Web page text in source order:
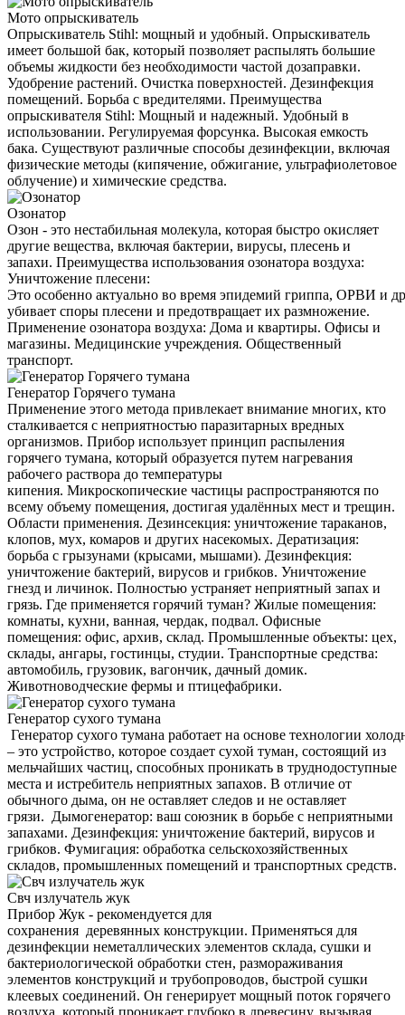
Мото опрыскиватель
Опрыскиватель Stihl: мощный и удобный. Опрыскиватель
имеет большой бак, который позволяет распылять большие
объемы жидкости без необходимости частой дозаправки.
Удобрение растений. Очистка поверхностей. Дезинфекция
помещений. Борьба с вредителями. Преимущества
опрыскивателя Stihl: Мощный и надежный. Удобный в
использовании. Регулируемая форсунка. Высокая емкость
бака. Существуют различные способы дезинфекции, включая
физические методы (кипячение, обжигание, ультрафиолетовое
облучение) и химические средства.
Озонатор
Озон - это нестабильная молекула, которая быстро окисляет
другие вещества, включая бактерии, вирусы, плесень и
запахи. Преимущества использования озонатора воздуха:
Уничтожение плесени:
Это особенно актуально во время эпидемий гриппа, ОРВИ и
убивает споры плесени и предотвращает их размножение.
Применение озонатора воздуха: Дома и квартиры. Офисы и
магазины. Медицинские учреждения. Общественный
транспорт.
Генератор Горячего тумана
Применение этого метода привлекает внимание многих, кто
сталкивается с неприятностью паразитарных вредных
организмов. Прибор использует принцип распыления
горячего тумана, который образуется путем нагревания
рабочего раствора до температуры
кипения. Микроскопические частицы распространяются по
всему объему помещения, достигая удалённых мест и трещин.
Области применения. Дезинсекция: уничтожение тараканов,
клопов, мух, комаров и других насекомых. Дератизация:
борьба с грызунами (крысами, мышами). Дезинфекция:
уничтожение бактерий, вирусов и грибков. Уничтожение
гнезд и личинок. Полностью устраняет неприятный запах и
грязь. Где применяется горячий туман? Жилые помещения:
комнаты, кухни, ванная, чердак, подвал. Офисные
помещения: офис, архив, склад. Промышленные объекты: цех,
склады, ангары, гостинцы, студии. Транспортные средства:
автомобиль, грузовик, вагончик, дачный домик.
Животноводческие фермы и птицефабрики.
Генератор сухого тумана
Генератор сухого тумана работает на основе технологии
– это устройство, которое создает сухой туман, состоящий из
мельчайших частиц, способных проникать в труднодоступные
места и истребитель неприятных запахов. В отличие от
обычного дыма, он не оставляет следов и не оставляет
грязи. Дымогенератор: ваш союзник в борьбе с неприятными
запахами. Дезинфекция: уничтожение бактерий, вирусов и
грибков. Фумигация: обработка сельскохозяйственных
складов, промышленных помещений и транспортных средств.
Свч излучатель жук
Прибор Жук - рекомендуется для
сохранения деревянных конструкции. Применяться для
дезинфекции неметаллических элементов склада, сушки и
бактериологической обработки стен, размораживания
элементов конструкций и трубопроводов, быстрой сушки
клеевых соединений. Он генерирует мощный поток горячего